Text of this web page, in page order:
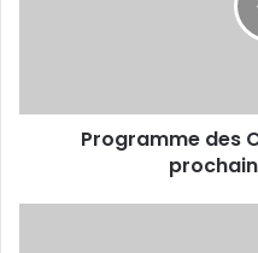
Programme des